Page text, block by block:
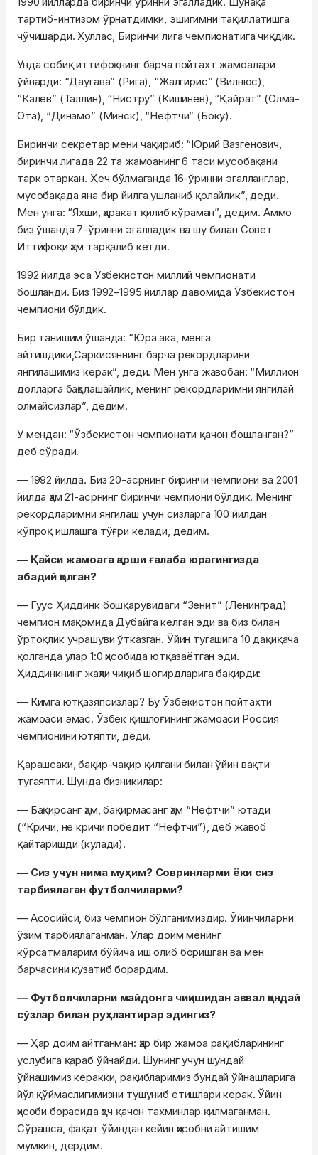
тартиб-интизом ўрнатдимки, эшигимни тақиллатишга
чўчишарди. Хуллас, Биринчи лига чемпионатига чиқдик.
Унда собиқ иттифоқнинг барча пойтахт жамоалари
ўйнарди: “Даугава” (Рига), “Жалгирис” (Вилнюс),
“Калев” (Таллин), “Нистру” (Кишинёв), “Қайрат” (Олма-
Ота), “Динамо” (Минск), “Нефтчи” (Боку).
Биринчи секретар мени чақириб: “Юрий Вазгенович,
биринчи лигада 22 та жамоанинг 6 таси мусобақани
тарк этаркан. Ҳеч бўлмаганда 16-ўринни эгалланглар,
мусобақада яна бир йилга ушланиб қолайлик”, деди.
Мен унга: “Яхши, ҳаракат қилиб кўраман”, дедим. Аммо
биз ўшанда 7-ўринни эгалладик ва шу билан Совет
Иттифоқи ҳам тарқалиб кетди.
1992 йилда эса Ўзбекистон миллий чемпионати
бошланди. Биз 1992–1995 йиллар давомида Ўзбекистон
чемпиони бўлдик.
Бир танишим ўшанда: “Юра ака, менга
айтишдики,Саркисяннинг барча рекордларини
янгилашимиз керак”, деди. Мен унга жавобан: “Миллион
долларга баҳслашайлик, менинг рекордларимни янгилай
олмайсизлар”, дедим.
У мендан: “Ўзбекистон чемпионати қачон бошланган?”
деб сўради.
— 1992 йилда. Биз 20-асрнинг биринчи чемпиони ва 2001
йилда ҳам 21-асрнинг биринчи чемпиони бўлдик. Менинг
рекордларимни янгилаш учун сизларга 100 йилдан
кўпроқ ишлашга тўғри келади, дедим.
— Қайси жамоага қарши ғалаба юрагингизда
абадий қолган?
— Гуус Ҳиддинк бошқарувидаги “Зенит” (Ленинград)
чемпион мақомида Дубайга келган эди ва биз билан
ўртоқлик учрашуви ўтказган. Ўйин тугашига 10 дақиқача
қолганда улар 1:0 ҳисобида ютқазаётган эди.
Ҳиддинкнинг жаҳли чиқиб шогирдларига бақирди:
— Кимга ютқазяпсизлар? Бу Ўзбекистон пойтахти
жамоаси эмас. Ўзбек қишлоғининг жамоаси Россия
чемпионини ютяпти, деди.
Қарашсаки, бақир-чақир қилгани билан ўйин вақти
тугаяпти. Шунда бизникилар:
— Бақирсанг ҳам, бақирмасанг ҳам “Нефтчи” ютади
(“Кричи, не кричи победит “Нефтчи”), деб жавоб
қайтаришди (кулади).
— Сиз учун нима муҳим? Совринларми ёки сиз
тарбиялаган футболчиларми?
— Асосийси, биз чемпион бўлганимиздир. Ўйинчиларни
ўзим тарбиялаганман. Улар доим менинг
кўрсатмаларим бўйича иш олиб боришган ва мен
барчасини кузатиб борардим.
— Футболчиларни майдонга чиқишидан аввал қандай
сўзлар билан руҳлантирар эдингиз?
— Ҳар доим айтганман: ҳар бир жамоа рақибларининг
услубига қараб ўйнайди. Шунинг учун шундай
ўйнашимиз керакки, рақибларимиз бундай ўйнашларига
йўл қўймаслигимизни тушуниб етишлари керак. Ўйин
ҳисоби борасида ҳеч қачон тахминлар қилмаганман.
Сўрашса, фақат ўйиндан кейин ҳисобни айтишим
мумкин, дердим.